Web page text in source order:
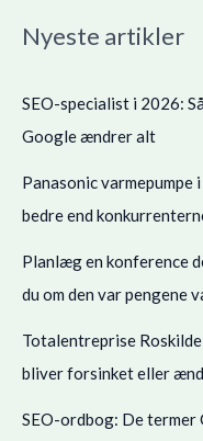
Nyeste artikler
SEO-specialist i 2026:
Google ændrer alt
Panasonic varmepumpe
bedre end
Planlæg en konference
du om den var pengene
Totalentreprise
bliver forsinket eller
SEO-ordbog: De termer